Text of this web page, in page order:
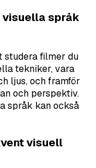
visuella språk
studera filmer du
tekniker, vara
ljus, och framför
och perspektiv.
språk kan också
visuell